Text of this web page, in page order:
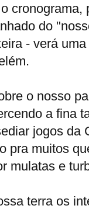
cronograma,
do
- verá uma
o nosso
a fina
jogos da
pra muitos
mulatas e
terra os